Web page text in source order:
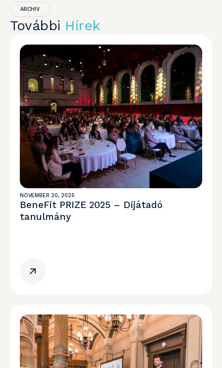
ARCHIV
További Hírek
NOVEMBER 20, 2025
BeneFit PRIZE 2025 – Díjátadó
tanulmány